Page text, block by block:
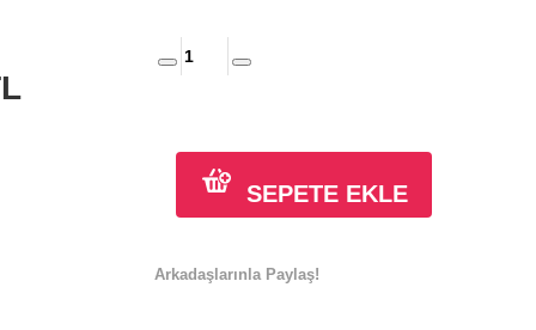
SEPETE EKLE
Arkadaşlarınla Paylaş!